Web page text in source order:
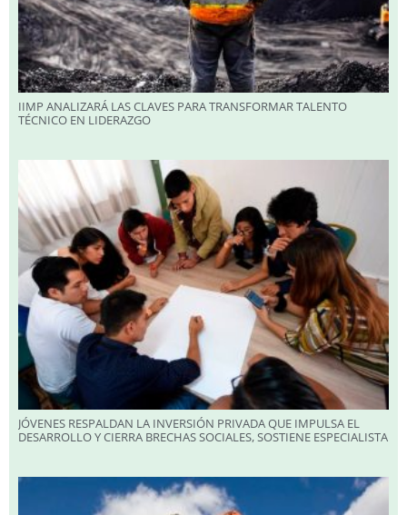
IIMP ANALIZARÁ LAS CLAVES PARA TRANSFORMAR TALENTO
TÉCNICO EN LIDERAZGO
JÓVENES RESPALDAN LA INVERSIÓN PRIVADA QUE IMPULSA EL
DESARROLLO Y CIERRA BRECHAS SOCIALES, SOSTIENE ESPECIALISTA